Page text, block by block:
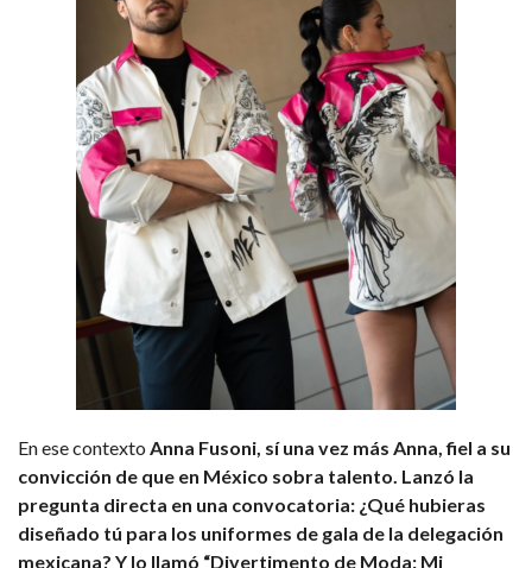
En ese contexto Anna Fusoni, sí una vez más Anna, fiel a su
convicción de que en México sobra talento. Lanzó la
pregunta directa en una convocatoria: ¿Qué hubieras
diseñado tú para los uniformes de gala de la delegación
mexicana? Y lo llamó “Divertimento de Moda: Mi